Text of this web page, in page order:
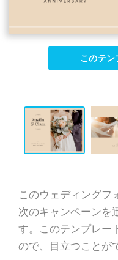
このテン
このウェディングフ
次のキャンペーンを
す。このテンプレー
ので、目立つことが